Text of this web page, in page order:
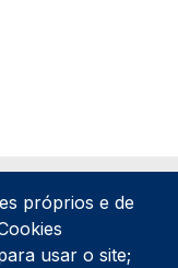
próprios e de
usar o site;